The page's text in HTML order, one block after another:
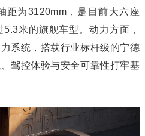
距为3120mm，是目前大六座
米的旗舰车型。动力方面，
系统，搭载行业标杆级的宁德
驾控体验与安全可靠性打牢基